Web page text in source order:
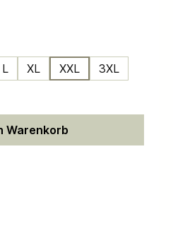
L XL XXL
3XL
Warenkorb